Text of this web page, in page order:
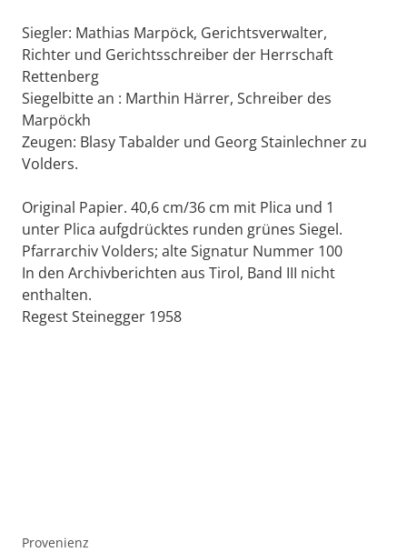
Siegler: Mathias Marpöck, Gerichtsverwalter,
Richter und Gerichtsschreiber der Herrschaft
Rettenberg
Siegelbitte an : Marthin Härrer, Schreiber des
Marpöckh
Zeugen: Blasy Tabalder und Georg Stainlechner zu
Volders.
Original Papier. 40,6 cm/36 cm mit Plica und 1
unter Plica aufgdrücktes runden grünes Siegel.
Pfarrarchiv Volders; alte Signatur Nummer 100
In den Archivberichten aus Tirol, Band III nicht
enthalten.
Regest Steinegger 1958
Provenienz